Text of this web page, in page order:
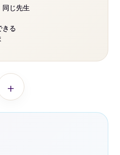
同じ先生
きる
+